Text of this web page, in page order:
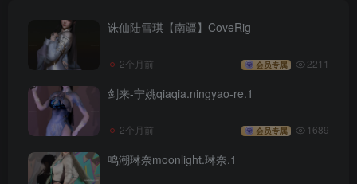
诛仙陆雪琪【南疆】CoveRig
2个月前 会员专属 2211
剑来-宁姚qiaqia.ningyao-re.1
2个月前 会员专属 1689
鸣潮琳奈moonlight.琳奈.1